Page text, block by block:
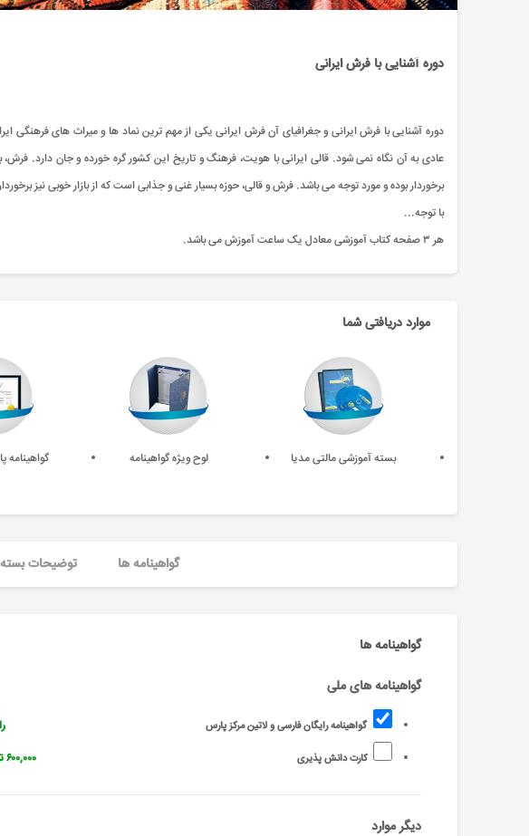
دوره آشنایی با فرش ایرانی
دوره آشنایی با فرش ایرانی و جغرافیای آن فرش ایرانی یکی از مهم ترین نماد ها و میراث های فرهنگی
عادی به آن نگاه نمی شود. قالی ایرانی با هویت، فرهنگ و تاریخ این کشور گره خورده و جان دارد. فرش،
برخوردار بوده و مورد توجه می باشد. فرش و قالی، حوزه بسیار غنی و جذابی است که از بازار خوبی نیز
با توجه...
هر ۳ صفحه کتاب آموزشی معادل یک ساعت آموزش می باشد.
موارد دریافتی شما
بسته آموزشی مالتی مدیا لوح ویژه گواهینامه گواهینامه
گواهینامه ها توضیحات
گواهینامه ها
گواهینامه های ملی
گواهینامه رایگان فارسی و لاتین مرکز پارس
کارت دانش پذیری ۶۰۰,۰۰۰ تومان
دیگر موارد